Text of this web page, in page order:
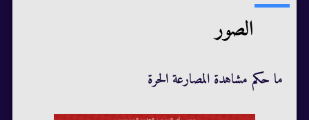
الصور
ما حكم مشاهدة المصارعة الحرة